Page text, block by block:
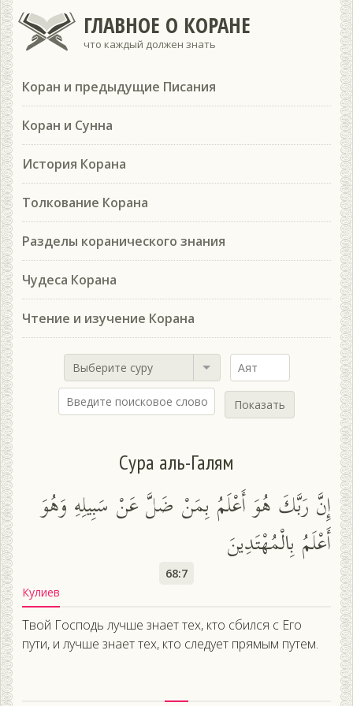
ГЛАВНОЕ О КОРАНЕ
что каждый должен знать
Коран и предыдущие Писания
Коран и Сунна
История Корана
Толкование Корана
Разделы коранического знания
Чудеса Корана
Чтение и изучение Корана
Выберите суру
Показать
Сура аль-Галям
إِنَّ رَبَّكَ هُوَ أَعْلَمُ بِمَنْ ضَلَّ عَنْ سَبِيلِهِ وَهُوَ
أَعْلَمُ بِالْمُهْتَدِينَ
68:7
Кулиев
Твой Господь лучше знает тех, кто сбился с Его
пути, и лучше знает тех, кто следует прямым путем.